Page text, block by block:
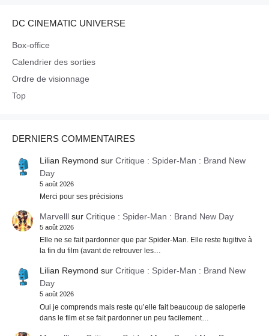
DC CINEMATIC UNIVERSE
Box-office
Calendrier des sorties
Ordre de visionnage
Top
DERNIERS COMMENTAIRES
Lilian Reymond sur Critique : Spider-Man : Brand New
Day
5 août 2026
Merci pour ses précisions
Marvelllsur Critique : Spider-Man : Brand New Day
5 août 2026
Elle ne se fait pardonner que par Spider-Man. Elle reste fugitive à
la fin du film (avant de retrouver les…
Lilian Reymond sur Critique : Spider-Man : Brand New
Day
5 août 2026
Oui je comprends mais reste qu’elle fait beaucoup de saloperie
dans le film et se fait pardonner un peu facilement…